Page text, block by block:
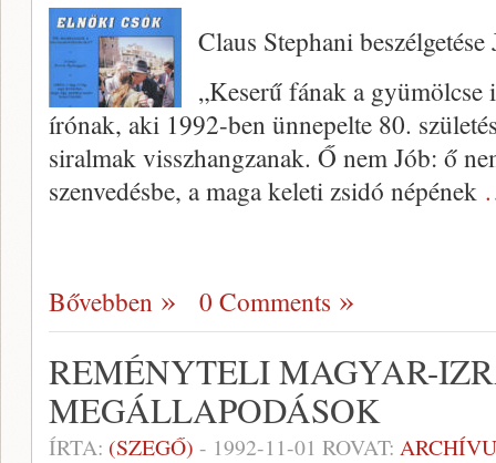
Claus Stephani
„Keserű fának a
írónak, aki 1992-ben ünnepelte 80.
siralmak visszhangzanak. Ő nem Jób: ő
szenvedésbe, a maga keleti zsidó népének
Bővebben 0 Comments
REMÉNYTELI MAGYAR-
MEGÁLLAPODÁSOK
ÍRTA: (SZEGŐ) - 1992-11-01 ROVAT: